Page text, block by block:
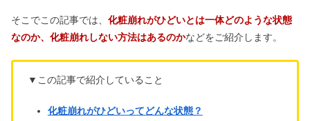
そこでこの記事では、 化粧崩れがひどいとは一体どのような状態
なのか、化粧崩れしない方法はあるのかなどをご紹介します。
▼この記事で紹介していること
化粧崩れがひどいってどんな状態？